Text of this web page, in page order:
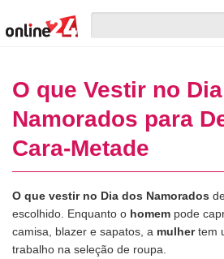
O que Vestir no
Namorados para
Cara-Metade
O que vestir no Dia dos Namorados
escolhido. Enquanto o homem pode
camisa, blazer e sapatos, a mulhertem
trabalho na seleção de roupa.